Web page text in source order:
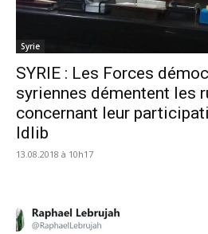
Syrie
SYRIE : Les Forces
syriennes démentent les
concernant leur
Idlib
13.08.2018 à 10h17